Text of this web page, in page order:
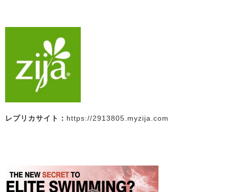
レプリカサイト： https://2913805.myzija.com